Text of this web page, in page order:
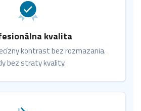
kvalita
kontrast bez rozmazania.
bez straty kvality.